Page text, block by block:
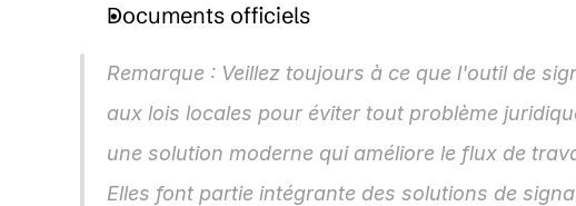
Documents officiels
Remarque : Veillez toujours à ce que l'outil de
aux lois locales pour éviter tout problème
une solution moderne qui améliore le flux de
Elles font partie intégrante des solutions de